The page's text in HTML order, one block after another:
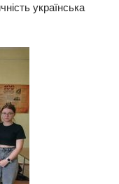
українська